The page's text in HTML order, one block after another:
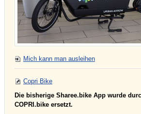
Mich kann man ausleihen
Copri Bike
Die bisherige Sharee.bike App wurde
COPRI.bike ersetzt.